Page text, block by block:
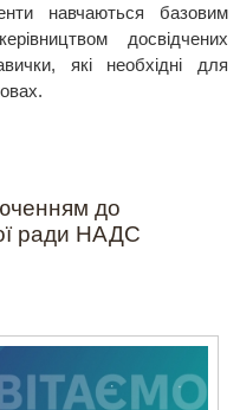
навчаються базовим
досвідчених
які необхідні для
до
ради НАДС